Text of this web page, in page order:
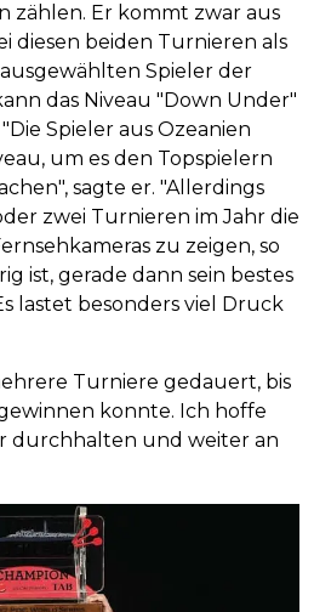
zählen. Er kommt zwar aus
diesen beiden Turnieren als
Spieler der
das Niveau "Down Under"
Spieler aus Ozeanien
um es den Topspielern
sagte er. "Allerdings
zwei Turnieren im Jahr die
zu zeigen, so
ist, gerade dann sein bestes
lastet besonders viel Druck
Turniere gedauert, bis
konnte. Ich hoffe
durchhalten und weiter an